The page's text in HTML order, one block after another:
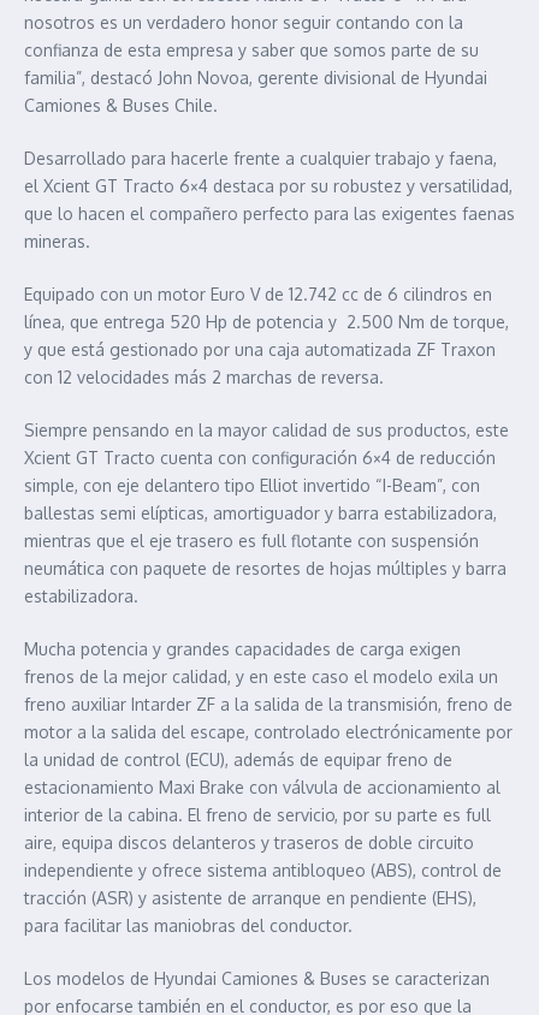
nosotros es un verdadero honor seguir contando con la
confianza de esta empresa y saber que somos parte de su
familia”, destacó John Novoa, gerente divisional de Hyundai
Camiones & Buses Chile.
Desarrollado para hacerle frente a cualquier trabajo y faena,
el Xcient GT Tracto 6×4 destaca por su robustez y versatilidad,
que lo hacen el compañero perfecto para las exigentes faenas
mineras.
Equipado con un motor Euro V de 12.742 cc de 6 cilindros en
línea, que entrega 520 Hp de potencia y 2.500 Nm de torque,
y que está gestionado por una caja automatizada ZF Traxon
con 12 velocidades más 2 marchas de reversa.
Siempre pensando en la mayor calidad de sus productos, este
Xcient GT Tracto cuenta con configuración 6×4 de reducción
simple, con eje delantero tipo Elliot invertido “I-Beam”, con
ballestas semi elípticas, amortiguador y barra estabilizadora,
mientras que el eje trasero es full flotante con suspensión
neumática con paquete de resortes de hojas múltiples y barra
estabilizadora.
Mucha potencia y grandes capacidades de carga exigen
frenos de la mejor calidad, y en este caso el modelo exila un
freno auxiliar Intarder ZF a la salida de la transmisión, freno de
motor a la salida del escape, controlado electrónicamente por
la unidad de control (ECU), además de equipar freno de
estacionamiento Maxi Brake con válvula de accionamiento al
interior de la cabina. El freno de servicio, por su parte es full
aire, equipa discos delanteros y traseros de doble circuito
independiente y ofrece sistema antibloqueo (ABS), control de
tracción (ASR) y asistente de arranque en pendiente (EHS),
para facilitar las maniobras del conductor.
Los modelos de Hyundai Camiones & Buses se caracterizan
por enfocarse también en el conductor, es por eso que la